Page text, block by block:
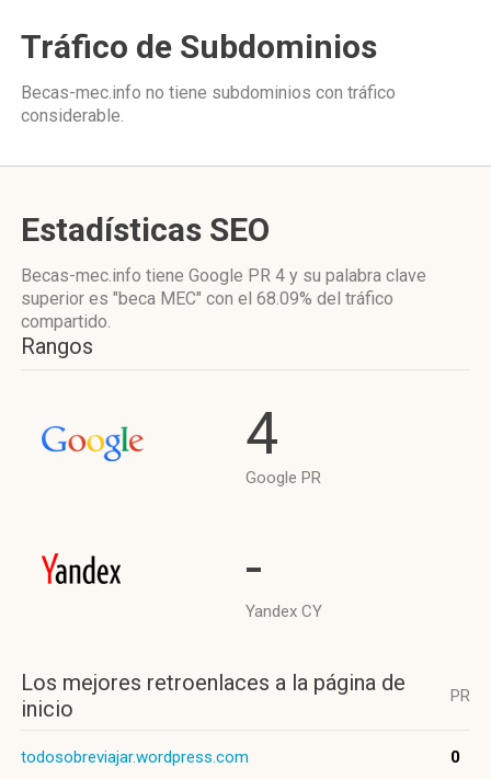
Tráfico de Subdominios
Becas-mec.info no tiene subdominios con tráfico
considerable.
Estadísticas SEO
Becas-mec.info tiene Google PR 4 y su palabra clave
superior es "beca MEC" con el 68.09% del tráfico
compartido.
Rangos
4
Google PR
-
Yandex CY
Los mejores retroenlaces a la página de
inicio
PR
todosobreviajar.wordpress.com 0